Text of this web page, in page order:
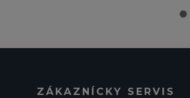
ZÁKAZNÍCKY SERVIS